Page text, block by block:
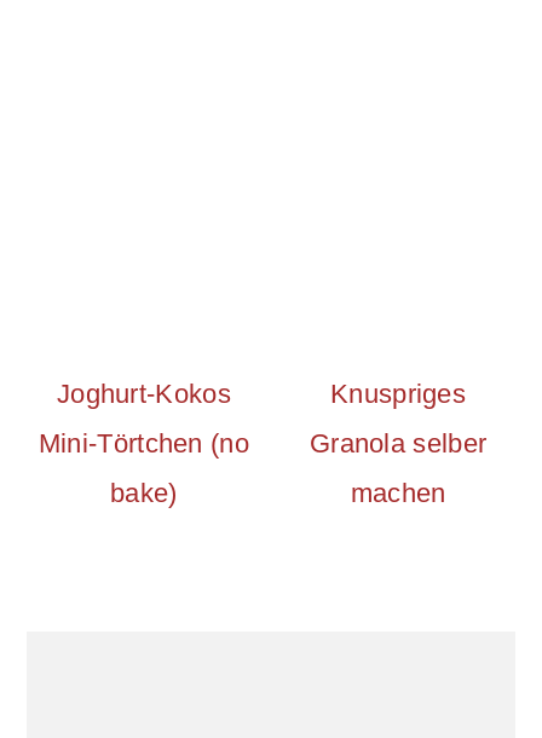
Joghurt-Kokos
Mini-Törtchen (no
bake)
Knuspriges
Granola selber
machen